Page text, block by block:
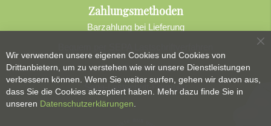
Zahlungsmethoden
Barzahlung bei Lieferung
Banküberweisung
Sepa-Lastschrift-Formular
Wir verwenden unsere eigenen Cookies und Cookies von
Drittanbietern, um zu verstehen wie wir unsere Dienstleistungen
verbessern können. Wenn Sie weiter surfen, gehen wir davon aus,
dass Sie die Cookies akzeptiert haben. Mehr dazu finde Sie in
unseren Datenschutzerklärungen